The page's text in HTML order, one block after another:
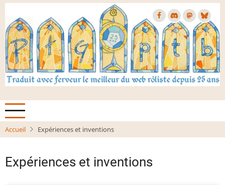
Aller
contenu
principal
Accueil Expériences et inventions
Expériences et inventions